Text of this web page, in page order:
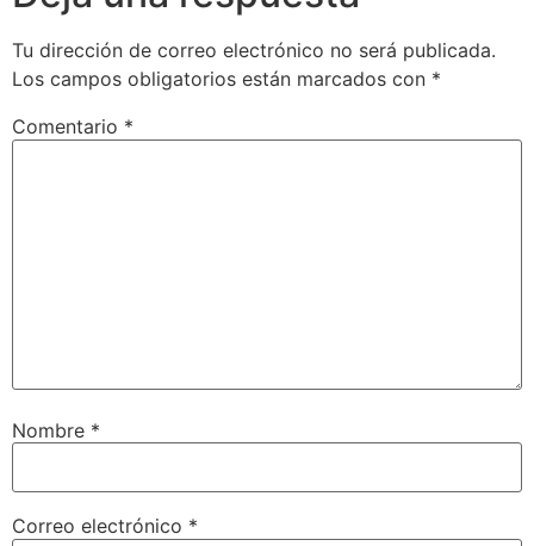
Tu dirección de correo electrónico no será publicada.
Los campos obligatorios están marcados con *
Comentario *
Nombre *
Correo electrónico *